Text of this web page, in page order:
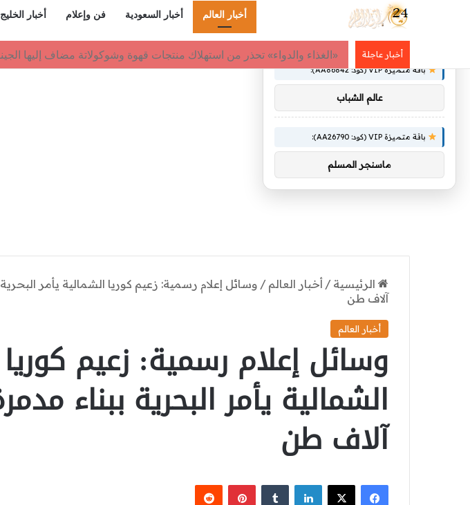
أخبار العالم أخبار السعودية فن وإعلام أخبار الخليج
أخبار عاجلة بطولة صندوق الاستثمارات العامة للجولف تنطلق في لندن بنسختها السادسة
الرئيسية / أخبار العالم /
آلاف طن
أخبار العالم
وسائل إعلام رسمية: زعيم كوريا
آلاف طن
فيسبوك
‫X لينكدإن بينتيريست
باقة متميزة VIP (كود: AA86842):
عالم الشباب
باقة متميزة VIP (كود: AA26790):
ماسنجر المسلم